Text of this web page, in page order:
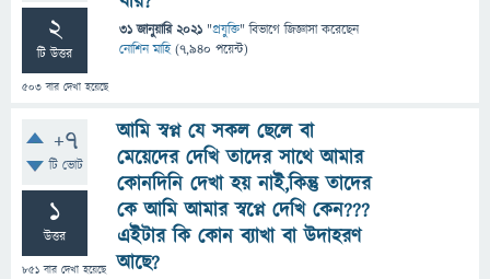
2
টি উত্তর
503 বার দেখা হয়েছে
31 জানুয়ারি 2021 "প্রযুক্তি" বিভাগে জিজ্ঞাসাকরেছেন
নোশিন মাহি (7,940 পয়েন্ট)
+7
টি ভোট
1
উত্তর
851 বার দেখা হয়েছে
আমি স্বপ্ন যে সকল ছেলে বা
মেয়েদের দেখি তাদের সাথে আমার
কোনদিনি দেখা হয় নাই,কিন্তু তাদের
কে আমি আমার স্বপ্নে দেখি কেন???
এইটার কি কোন ব্যাখা বা উদাহরণ
আছে?